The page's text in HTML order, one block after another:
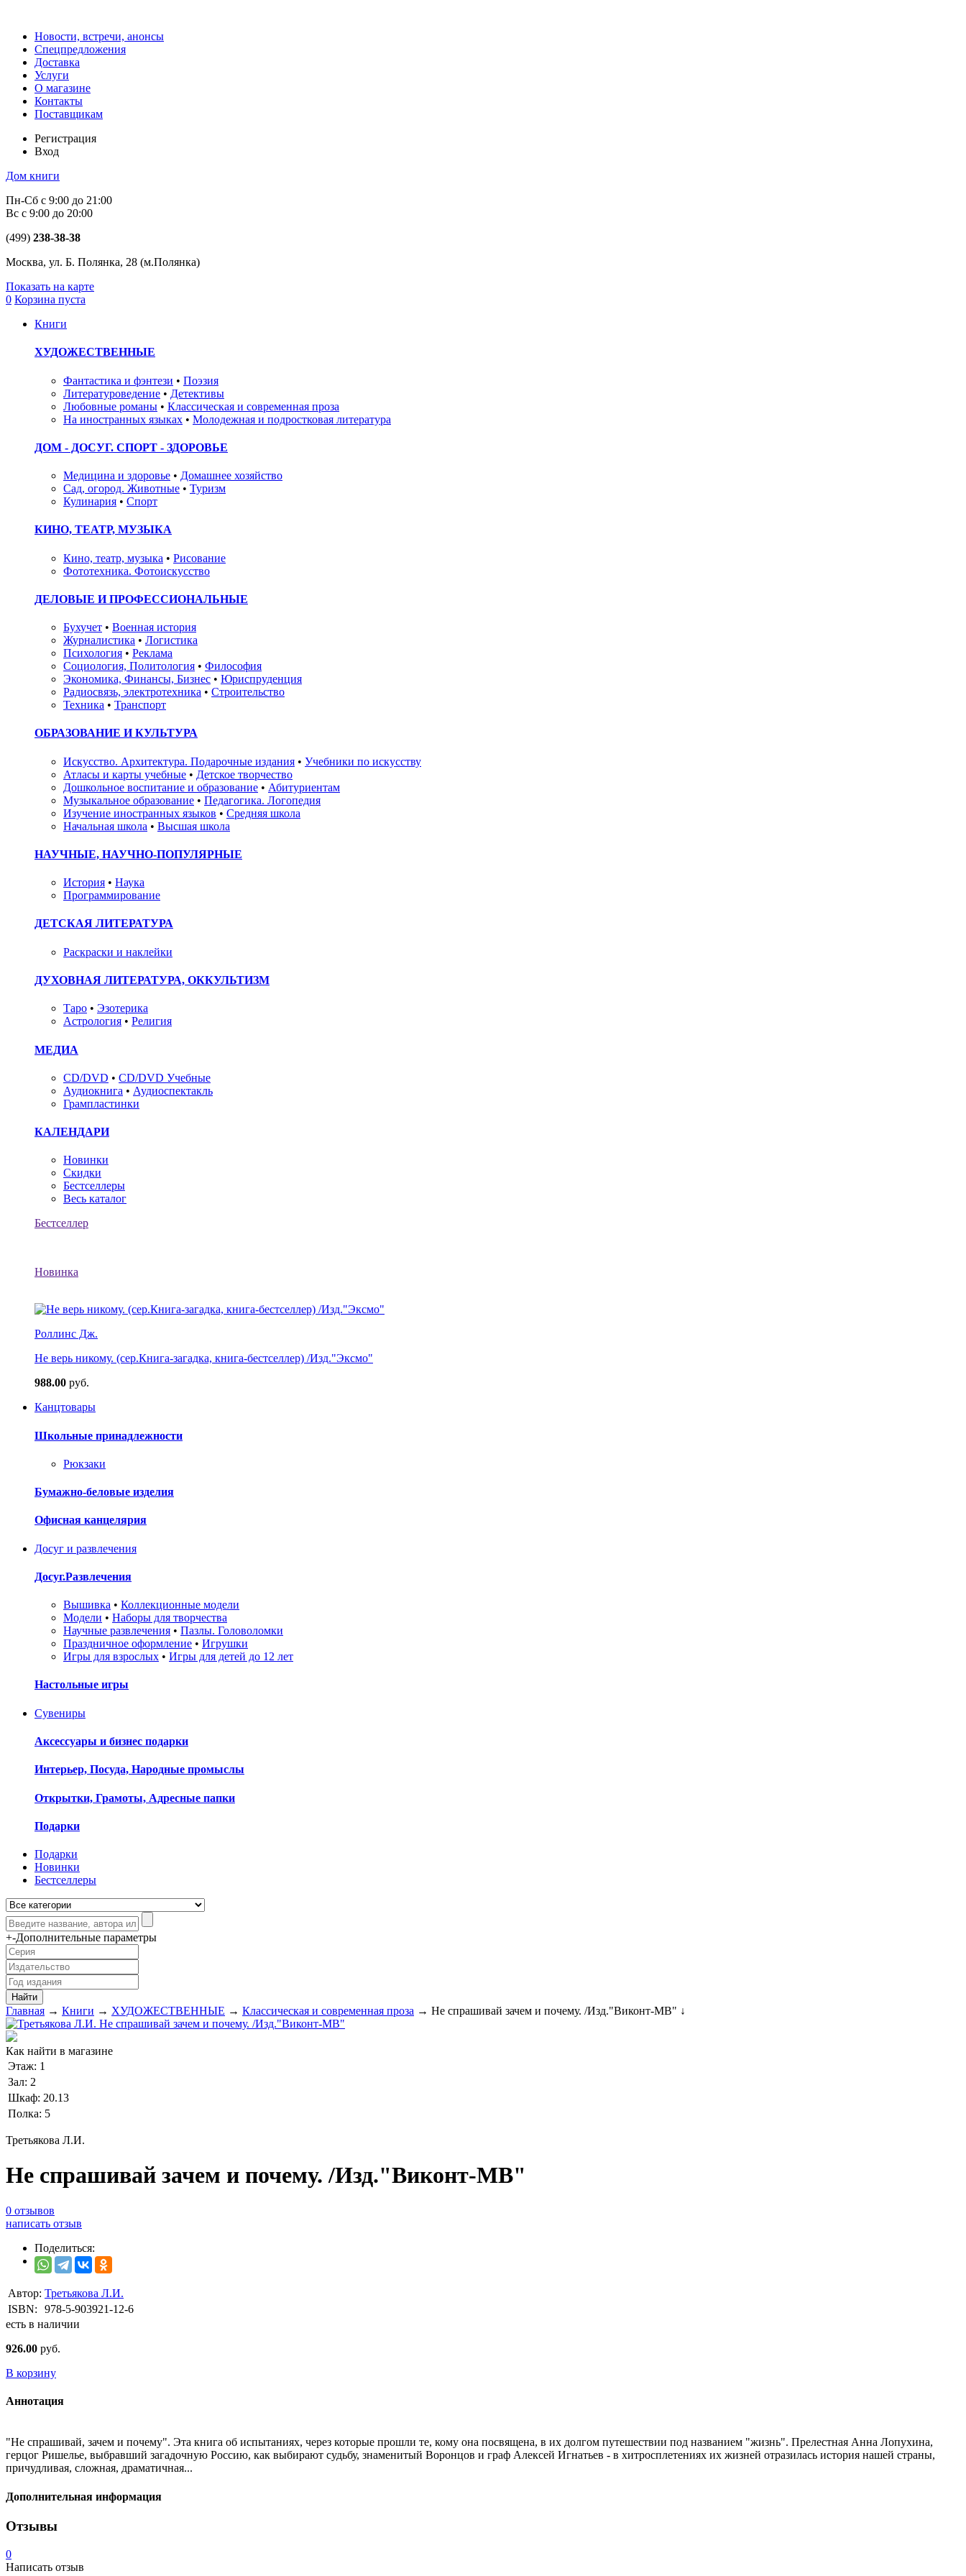
Новости, встречи, анонсы
Спецпредложения
Доставка
Услуги
О магазине
Контакты
Поставщикам
Регистрация
Вход
Дом книги
Пн-Сб с 9:00 до 21:00
Вс с 9:00 до 20:00
(499) 238-38-38
Москва, ул. Б. Полянка, 28 (м.Полянка)
Показать на карте
0 Корзина пуста
Книги
ХУДОЖЕСТВЕННЫЕ
Фантастика и фэнтези • Поэзия
Литературоведение • Детективы
Любовные романы • Классическая и современная проза
На иностранных языках • Молодежная и подростковая литература
ДОМ - ДОСУГ. СПОРТ - ЗДОРОВЬЕ
Медицина и здоровье • Домашнее хозяйство
Сад, огород. Животные • Туризм
Кулинария • Спорт
КИНО, ТЕАТР, МУЗЫКА
Кино, театр, музыка • Рисование
Фототехника. Фотоискусство
ДЕЛОВЫЕ И ПРОФЕССИОНАЛЬНЫЕ
Бухучет • Военная история
Журналистика • Логистика
Психология • Реклама
Социология, Политология • Философия
Экономика, Финансы, Бизнес • Юриспруденция
Радиосвязь, электротехника • Строительство
Техника • Транспорт
ОБРАЗОВАНИЕ И КУЛЬТУРА
Искусство. Архитектура. Подарочные издания • Учебники по искусству
Атласы и карты учебные • Детское творчество
Дошкольное воспитание и образование • Абитуриентам
Музыкальное образование • Педагогика. Логопедия
Изучение иностранных языков • Средняя школа
Начальная школа • Высшая школа
НАУЧНЫЕ, НАУЧНО-ПОПУЛЯРНЫЕ
История • Наука
Программирование
ДЕТСКАЯ ЛИТЕРАТУРА
Раскраски и наклейки
ДУХОВНАЯ ЛИТЕРАТУРА, ОККУЛЬТИЗМ
Таро • Эзотерика
Астрология • Религия
МЕДИА
CD/DVD • CD/DVD Учебные
Аудиокнига • Аудиоспектакль
Грампластинки
КАЛЕНДАРИ
Новинки
Скидки
Бестселлеры
Весь каталог
Бестселлер
Новинка
Роллинс Дж.
Не верь никому. (сер.Книга-загадка, книга-бестселлер) /Изд."Эксмо"
988.00 руб.
Канцтовары
Школьные принадлежности
Рюкзаки
Бумажно-беловые изделия
Офисная канцелярия
Досуг и развлечения
Досуг.Развлечения
Вышивка • Коллекционные модели
Модели • Наборы для творчества
Научные развлечения • Пазлы. Головоломки
Праздничное оформление • Игрушки
Игры для взрослых • Игры для детей до 12 лет
Настольные игры
Сувениры
Аксессуары и бизнес подарки
Интерьер, Посуда, Народные промыслы
Открытки, Грамоты, Адресные папки
Подарки
Подарки
Новинки
Бестселлеры
+-Дополнительные параметры
Главная → Книги → ХУДОЖЕСТВЕННЫЕ → Классическая и современная проза → Не спрашивай зачем и почему. /Изд."Виконт-МВ" ↓
Как найти в магазине
Этаж: 1
Зал: 2
Шкаф: 20.13
Полка: 5
Третьякова Л.И.
Не спрашивай зачем и почему. /Изд."Виконт-МВ"
0 отзывов
написать отзыв
Поделиться:
Автор: Третьякова Л.И.
ISBN:
978-5-903921-12-6
есть в наличии
926.00 руб.
В корзину
Аннотация
"Не спрашивай, зачем и почему". Эта книга об испытаниях, через которые прошли те, кому она посвящена, в их долгом путешествии под названием "жизнь". Прелестная Анна Лопухина,
герцог Ришелье, выбравший загадочную Россию, как выбирают судьбу, знаменитый Воронцов и граф Алексей Игнатьев - в хитросплетениях их жизней отразилась история нашей страны,
причудливая, сложная, драматичная...
Дополнительная информация
Отзывы
0
Написать отзыв